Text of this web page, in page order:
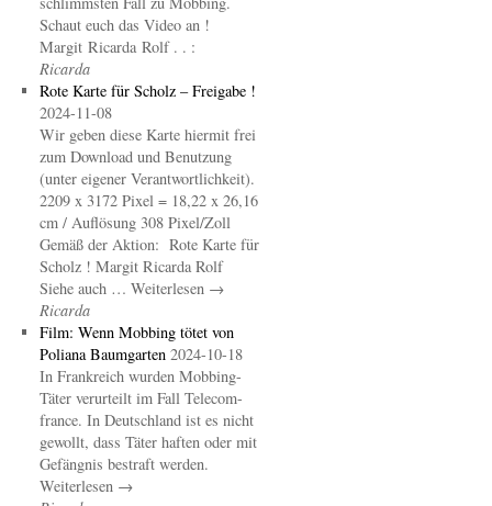
Schaut euch das Video an !
Margit Ricarda Rolf . . :
Ricarda
Rote Karte für Scholz – Freigabe !
2024-11-08
Wir geben diese Karte hiermit frei
zum Download und Benutzung
(unter eigener Verantwortlichkeit).
2209 x 3172 Pixel = 18,22 x 26,16
cm / Auflösung 308 Pixel/Zoll
Gemäß der Aktion: Rote Karte für
Scholz ! Margit Ricarda Rolf
Siehe auch … Weiterlesen →
Ricarda
Film: Wenn Mobbing tötet von
Poliana Baumgarten 2024-10-18
In Frankreich wurden Mobbing-
Täter verurteilt im Fall Telecom-
france. In Deutschland ist es nicht
gewollt, dass Täter haften oder mit
Gefängnis bestraft werden.
Weiterlesen →